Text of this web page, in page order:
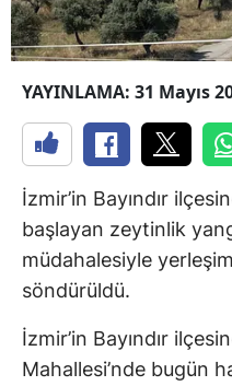
YAYINLAMA: 31 Mayıs
İzmir’in Bayındır
başlayan zeytinlik
müdahalesiyle
söndürüldü.
İzmir’in Bayındır
Mahallesi’nde bugün